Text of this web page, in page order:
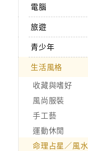
電腦
旅遊
青少年
生活風格
收藏與嗜好
風尚服裝
手工藝
運動休閒
命理占星／風水